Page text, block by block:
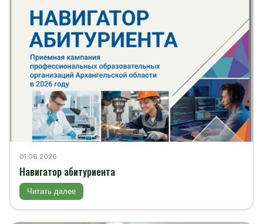
01.06.2026
Навигатор абитуриента
Читать далее